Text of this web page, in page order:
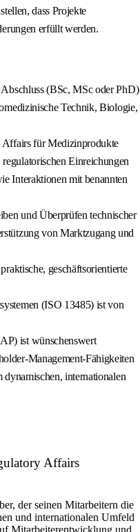
dass Projekte
erfüllt werden.
(BSc, MSc oder PhD)
Technik, Biologie,
Affairs für Medizinprodukte
Einreichungen
Interaktionen mit benannten
und Überprüfen technischer
von Marktzugang und
geschäftsorientierte
(ISO 13485) ist von
ist wünschenswert
Management-Fähigkeiten
dynamischen, internationalen
Affairs
der seinen Mitarbeitern die
und internationalen Umfeld
Mitarbeiterentwicklung und